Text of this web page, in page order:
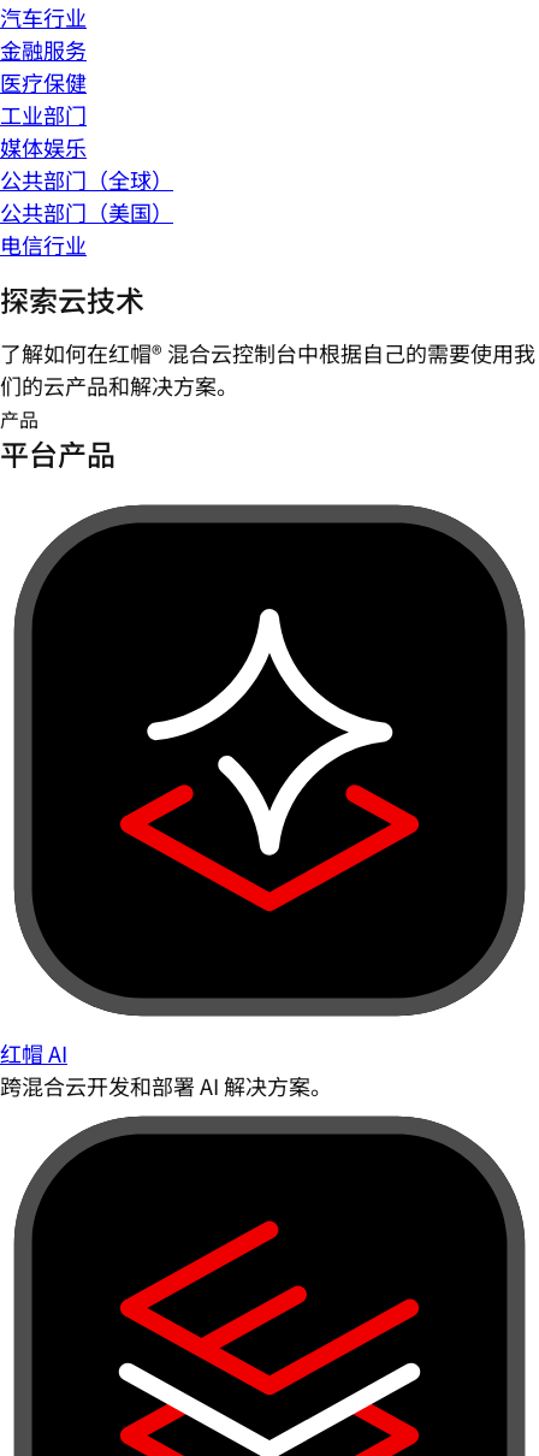
汽车行业
金融服务
医疗保健
工业部门
媒体娱乐
公共部门（全球）
公共部门（美国）
电信行业
探索云技术
了解如何在红帽® 混合云控制台中根据自己的需要使用我
们的云产品和解决方案。
产品
平台产品
红帽 AI
跨混合云开发和部署 AI 解决方案。